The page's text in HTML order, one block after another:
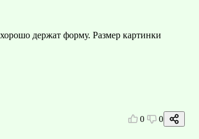
держат форму. Размер картинки
0 0